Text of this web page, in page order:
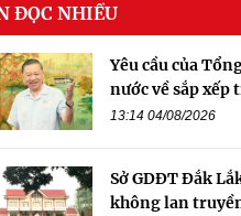
ĐỌC NHIỀU
Yêu cầu của
nước về sắp xếp
13:14 04/08/2026
Sở GDĐT Đắk
không lan